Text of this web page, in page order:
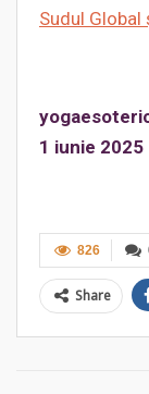
Sudul
1 iunie 2025
826
Share